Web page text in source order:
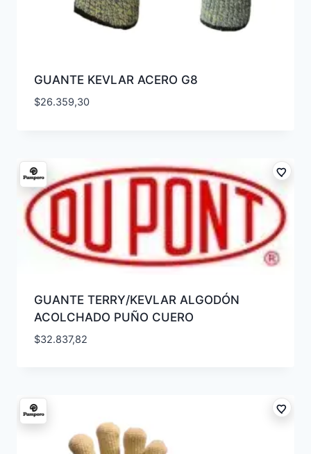
GUANTE KEVLAR ACERO G8
$26.359,30
GUANTE TERRY/KEVLAR ALGODÓN
ACOLCHADO PUÑO CUERO
$32.837,82